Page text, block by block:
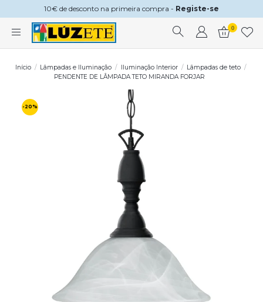
10€ de desconto na primeira compra - Registe-se
0
Início Lâmpadas e Iluminação Iluminação Interior
Lâmpadas de teto
PENDENTE DE LÂMPADA TETO MIRANDA FORJAR
-20%